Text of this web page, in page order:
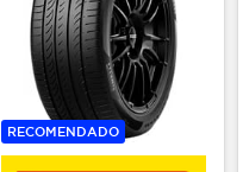
RECOMENDADO